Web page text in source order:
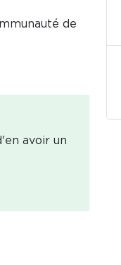
de
avoir un